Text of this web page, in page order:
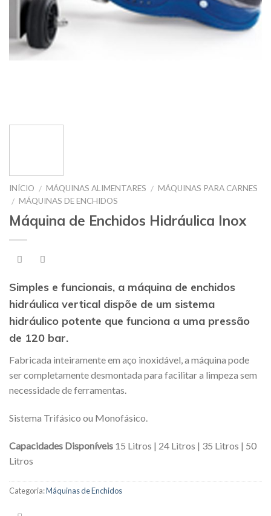
INÍCIO / MÁQUINAS ALIMENTARES / MÁQUINAS PARA CARNES
/ MÁQUINAS DE ENCHIDOS
Máquina de Enchidos Hidráulica Inox
Simples e funcionais, a máquina de enchidos
hidráulica vertical dispõe de um sistema
hidráulico potente que funciona a uma pressão
de 120 bar.
Fabricada inteiramente em aço inoxidável, a máquina pode
ser completamente desmontada para facilitar a limpeza sem
necessidade de ferramentas.
Sistema Trifásico ou Monofásico.
Capacidades Disponíveis 15 Litros | 24 Litros | 35 Litros | 50
Litros
Categoria:Máquinas de Enchidos